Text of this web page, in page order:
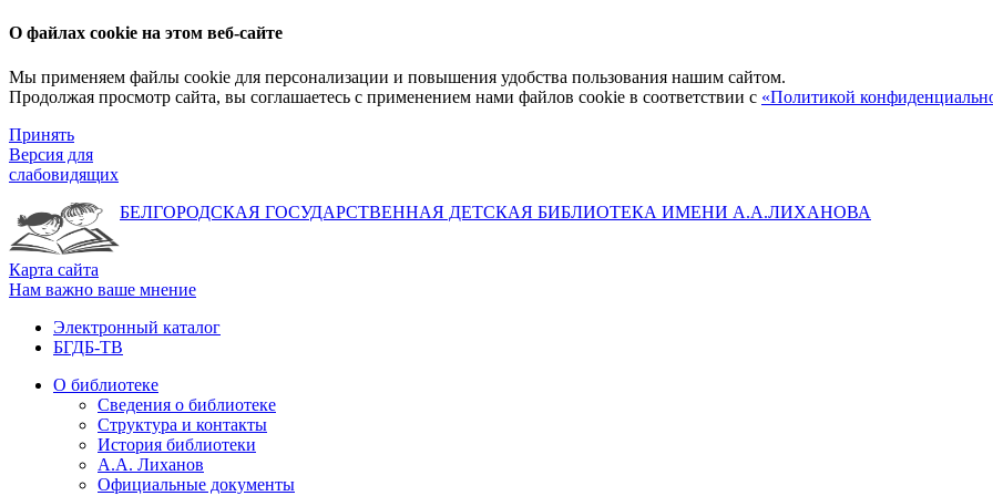
О файлах cookie на этом веб-сайте
Мы применяем файлы cookie для персонализации и повышения удобства пользования нашим сайтом.
Продолжая просмотр сайта, вы соглашаетесь с применением нами файлов cookie в соответствии с «Политикой
Принять
Версия для
слабовидящих
БЕЛГОРОДСКАЯ ГОСУДАРСТВЕННАЯ ДЕТСКАЯ БИБЛИОТЕКА ИМЕНИ А.А.ЛИХАНОВА
Карта сайта
Нам важно ваше мнение
Электронный каталог
БГДБ-ТВ
О библиотеке
Сведения о библиотеке
Структура и контакты
История библиотеки
А.А. Лиханов
Официальные документы